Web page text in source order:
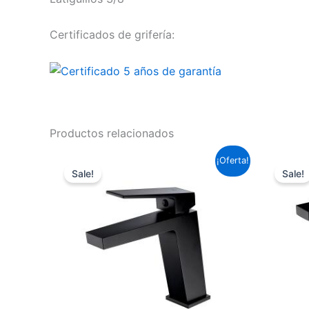
Certificados de grifería:
Productos relacionados
¡Oferta!
Sale!
era:
es:
70,76 €.
Sale!